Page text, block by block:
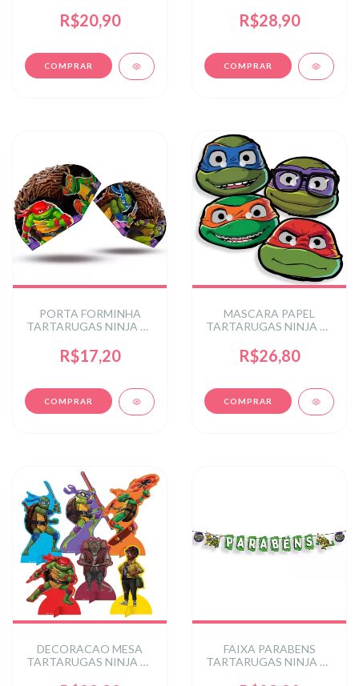
R$20,90 R$28,90
PORTA FORMINHA
TARTARUGAS NINJA 50
R$17,20
MASCARA PAPEL
TARTARUGAS NINJA 04
R$26,80
DECORACAO MESA
TARTARUGAS NINJA 06
FAIXA PARABENS
TARTARUGAS NINJA 01